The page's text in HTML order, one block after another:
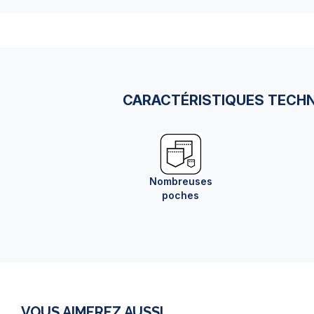
CARACTÉRISTIQUES
Nombreuses
poches